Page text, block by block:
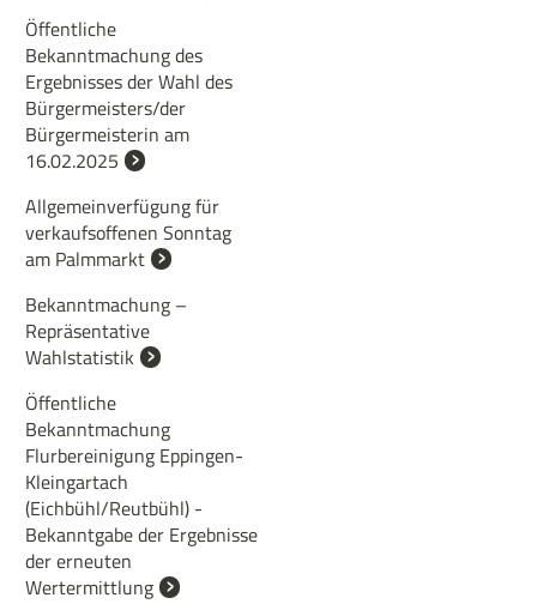
Öffentliche
Bekanntmachung des
Ergebnisses der Wahl des
Bürgermeisters/der
Bürgermeisterin am
16.02.2025
Allgemeinverfügung für
verkaufsoffenen Sonntag
am Palmmarkt
Bekanntmachung –
Repräsentative
Wahlstatistik
Öffentliche
Bekanntmachung
Flurbereinigung Eppingen-
Kleingartach
(Eichbühl/Reutbühl) -
Bekanntgabe der Ergebnisse
der erneuten
Wertermittlung